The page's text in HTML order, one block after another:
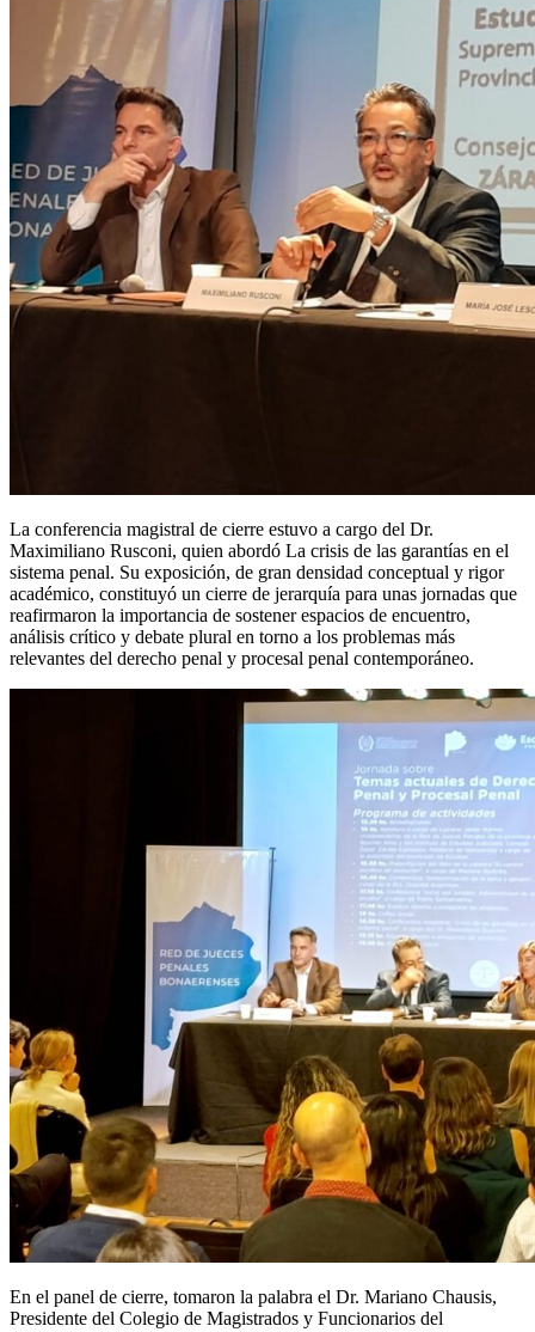
La conferencia magistral de cierre estuvo a cargo del Dr.
Maximiliano Rusconi, quien abordó La crisis de las garantías en el
sistema penal. Su exposición, de gran densidad conceptual y rigor
académico, constituyó un cierre de jerarquía para unas jornadas que
reafirmaron la importancia de sostener espacios de encuentro,
análisis crítico y debate plural en torno a los problemas más
relevantes del derecho penal y procesal penal contemporáneo.
En el panel de cierre, tomaron la palabra el Dr. Mariano Chausis,
Presidente del Colegio de Magistrados y Funcionarios del